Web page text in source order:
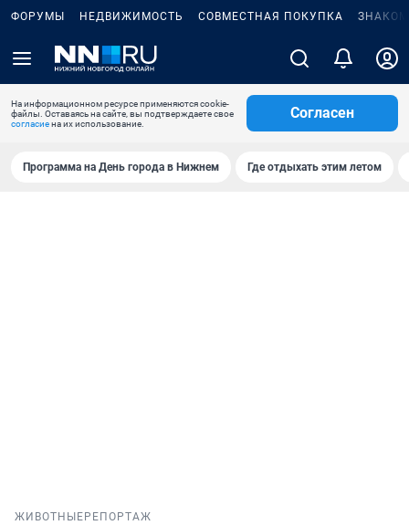
ФОРУМЫ НЕДВИЖИМОСТЬ СОВМЕСТНАЯ ПОКУПКА
На информационном ресурсе применяются cookie-
файлы. Оставаясь на сайте, вы подтверждаете свое
согласиена их использование.
Согласен
Программа на День города в Нижнем Где отдыхать этим летом
ЖИВОТНЫЕ РЕПОРТАЖ